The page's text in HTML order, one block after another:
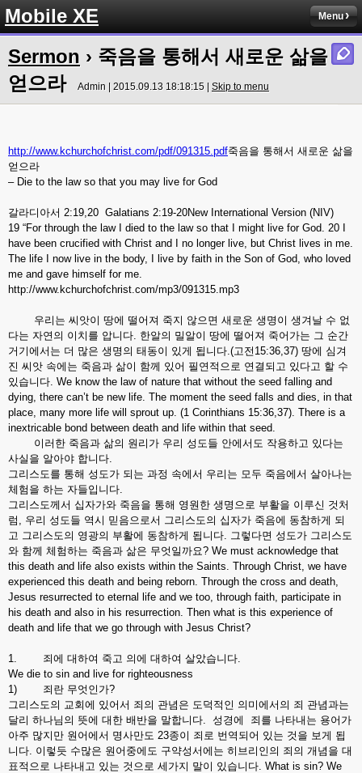
Mobile XE Menu
Sermon › 죽음을 통해서 새로운 삶을
얻으라
Admin | 2015.09.13 18:18:15 | Skip to menu
http://www.kchurchofchrist.com/pdf/091315.pdf죽음을 통해서 새로운 삶을
얻으라
– Die to the law so that you may live for God
갈라디아서 2:19,20 Galatians 2:19-20New International Version (NIV)
19 “For through the law I died to the law so that I might live for God. 20 I
have been crucified with Christ and I no longer live, but Christ lives in me.
The life I now live in the body, I live by faith in the Son of God, who loved
me and gave himself for me.
http://www.kchurchofchrist.com/mp3/091315.mp3
우리는 씨앗이 땅에 떨어져 죽지 않으면 새로운 생명이 생겨날 수 없
다는 자연의 이치를 압니다. 한알의 밀알이 땅에 떨어져 죽어가는 그 순간
거기에서는 더 많은 생명의 태동이 있게 됩니다.(고전15:36,37) 땅에 심겨
진 씨앗 속에는 죽음과 삶이 함께 있어 필연적으로 연결되고 있다고 할 수
있습니다. We know the law of nature that without the seed falling and
dying, there can’t be new life. The moment the seed falls and dies, in that
place, many more life will sprout up. (1 Corinthians 15:36,37). There is a
inextricable bond between death and life within that seed.
이러한 죽음과 삶의 원리가 우리 성도들 안에서도 작용하고 있다는
사실을 알아야 합니다.
그리스도를 통해 성도가 되는 과정 속에서 우리는 모두 죽음에서 살아나는
체험을 하는 자들입니다.
그리스도께서 십자가와 죽음을 통해 영원한 생명으로 부활을 이루신 것처
럼, 우리 성도들 역시 믿음으로서 그리스도의 십자가 죽음에 동참하게 되
고 그리스도의 영광의 부활에 동참하게 됩니다. 그렇다면 성도가 그리스도
와 함께 체험하는 죽음과 삶은 무엇일까요? We must acknowledge that
this death and life also exists within the Saints. Through Christ, we have
experienced this death and being reborn. Through the cross and death,
Jesus resurrected to eternal life and we too, through faith, participate in
his death and also in his resurrection. Then what is this experience of
death and life that we go through with Jesus Christ?
1. 죄에 대하여 죽고 의에 대하여 살았습니다.
We die to sin and live for righteousness
1) 죄란 무엇인가?
그리스도의 교회에 있어서 죄의 관념은 도덕적인 의미에서의 죄 관념과는
달리 하나님의 뜻에 대한 배반을 말합니다. 성경에 죄를 나타내는 용어가
아주 많지만 원어에서 명사만도 23종이 죄로 번역되어 있는 것을 보게 됩
니다. 이렇듯 수많은 원어중에도 구약성서에는 히브리인의 죄의 개념을 대
표적으로 나타내고 있는 것으로 세가지 말이 있습니다. What is sin? We